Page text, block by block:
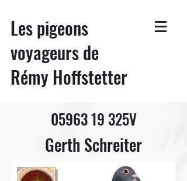
Les pigeons
voyageurs de
Rémy Hoffstetter
05963 19 325V
Gerth Schreiter